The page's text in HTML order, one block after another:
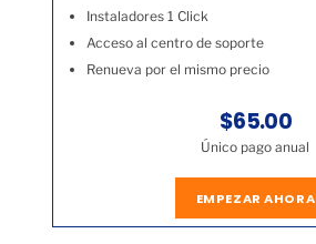
Instaladores 1 Click
Acceso al centro de soporte
Renueva por el mismo precio
$65.00
Único pago anual
EMPEZAR AHORA